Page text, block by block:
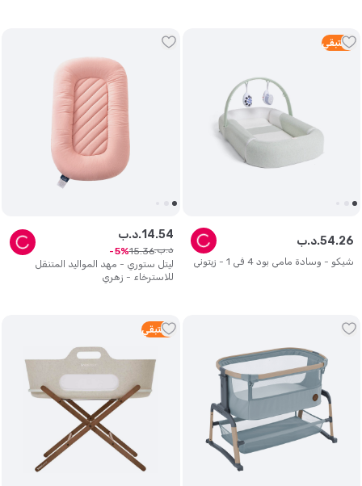
2 متبقي
شيكو - وسادة مامي بود 4 في 1 - زيتوني
د.ب.54.26
ليتل ستوري - مهد المواليد المتنقل
للاسترخاء - زهري
د.ب.14.54
د.ب. 15.36
5
2 متبقي